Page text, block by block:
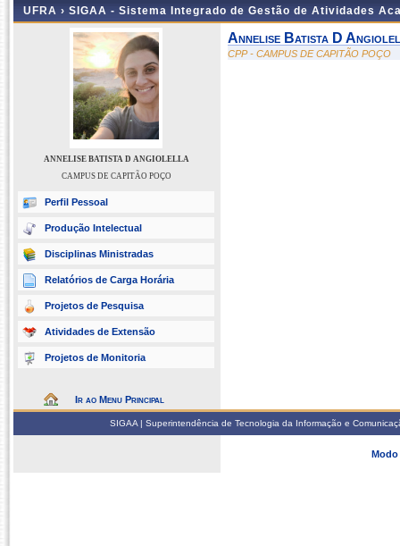
UFRA › SIGAA - Sistema Integrado de Gestão de Atividades
ANNELISE BATISTA D ANGIOLELLA
CAMPUS DE CAPITÃO POÇO
Perfil Pessoal
Produção Intelectual
Disciplinas Ministradas
Relatórios de Carga Horária
Projetos de Pesquisa
Atividades de Extensão
Projetos de Monitoria
Ir ao Menu Principal
Annelise Batista D
CPP - CAMPUS DE CAPITÃO POÇO
SIGAA | Superintendência de Tecnologia da Informação e
Modo